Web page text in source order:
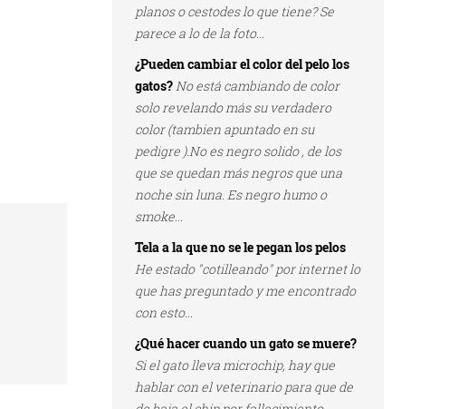
planos o cestodes lo que tiene? Se
parece a lo de la foto...
¿Pueden cambiar el color del pelo los
gatos?No está cambiando de color
solo revelando más su verdadero
color (tambien apuntado en su
pedigre ).No es negro solido , de los
que se quedan más negros que una
noche sin luna. Es negro humo o
smoke...
Tela a la que no se le pegan los pelos
He estado "cotilleando" por internet lo
que has preguntado y me encontrado
con esto...
¿Qué hacer cuando un gato se muere?
Si el gato lleva microchip, hay que
hablar con el veterinario para que de